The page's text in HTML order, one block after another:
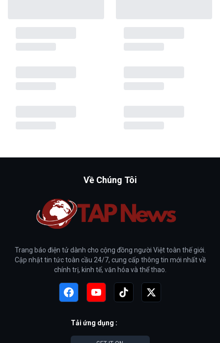
Về Chúng Tôi
Trang báo điện tử dành cho cộng đồng người Việt toàn thế giới.
Cập nhật tin tức toàn cầu 24/7, cung cấp thông tin mới nhất về
chính trị, kinh tế, văn hóa và thể thao.
Tải ứng dụng :